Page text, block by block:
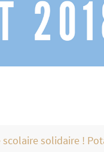
solidaire !